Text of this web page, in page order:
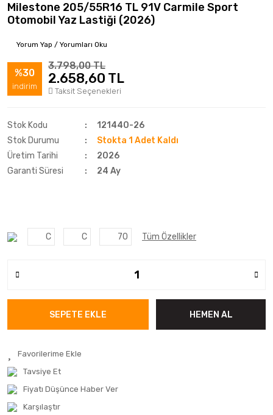
Milestone 205/55R16 TL 91V Carmile Sport
Otomobil Yaz Lastiği (2026)
Yorum Yap / Yorumları Oku
%30
indirim
3.798,00 TL
2.658,60 TL
Taksit Seçenekleri
Stok Kodu
121440-26
Stok Durumu
Stokta 1 Adet Kaldı
Üretim Tarihi
2026
Garanti Süresi
24 Ay
C C 70 Tüm Özellikler
SEPETE EKLE HEMEN AL
Tavsiye Et
Fiyatı Düşünce Haber Ver
Karşılaştır